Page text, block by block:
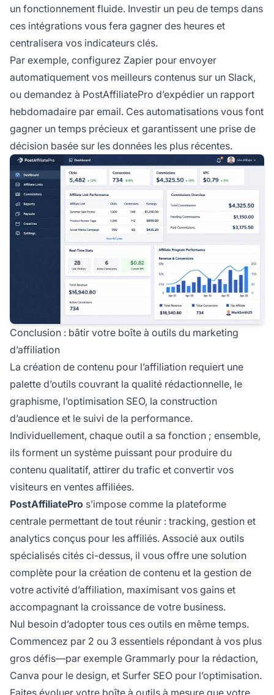
un fonctionnement fluide. Investir un peu de temps dans
ces intégrations vous fera gagner des heures et
centralisera vos indicateurs clés.
Par exemple, configurez Zapier pour envoyer
automatiquement vos meilleurs contenus sur un Slack,
ou demandez à PostAffiliatePro d’expédier un rapport
hebdomadaire par email. Ces automatisations vous font
gagner un temps précieux et garantissent une prise de
décision basée sur les données les plus récentes.
Conclusion : bâtir votre boîte à outils du marketing
d’affiliation
La création de contenu pour l’affiliation requiert une
palette d’outils couvrant la qualité rédactionnelle, le
graphisme, l’optimisation SEO, la construction
d’audience et le suivi de la performance.
Individuellement, chaque outil a sa fonction ; ensemble,
ils forment un système puissant pour produire du
contenu qualitatif, attirer du trafic et convertir vos
visiteurs en ventes affiliées.
PostAffiliatePro s’impose comme la plateforme
centrale permettant de tout réunir : tracking, gestion et
analytics conçus pour les affiliés. Associé aux outils
spécialisés cités ci-dessus, il vous offre une solution
complète pour la création de contenu et la gestion de
votre activité d’affiliation, maximisant vos gains et
accompagnant la croissance de votre business.
Nul besoin d’adopter tous ces outils en même temps.
Commencez par 2 ou 3 essentiels répondant à vos plus
gros défis—par exemple Grammarly pour la rédaction,
Canva pour le design, et Surfer SEO pour l’optimisation.